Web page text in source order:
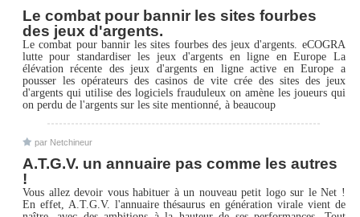
Le combat pour bannir les sites fourbes
des jeux d'argents.
Le combat pour bannir les sites fourbes des jeux d'argents. eCOGRA
lutte pour standardiser les jeux d'argents en ligne en Europe La
élévation récente des jeux d'argents en ligne active en Europe a
pousser les opérateurs des casinos de vite crée des sites des jeux
d'argents qui utilise des logiciels frauduleux on amène les joueurs qui
on perdu de l'argents sur les site mentionné, à beaucoup
par Netchineur
A.T.G.V. un annuaire pas comme les autres
!
Vous allez devoir vous habituer à un nouveau petit logo sur le Net !
En effet, A.T.G.V. l'annuaire thésaurus en génération virale vient de